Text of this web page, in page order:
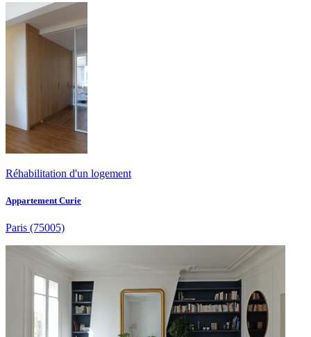
Réhabilitation d'un logement
Appartement Curie
Paris (75005)